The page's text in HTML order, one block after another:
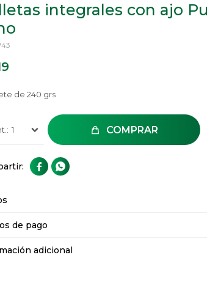
integrales con ajo
de 240 grs
1 COMPRAR
 
de pago
adicional